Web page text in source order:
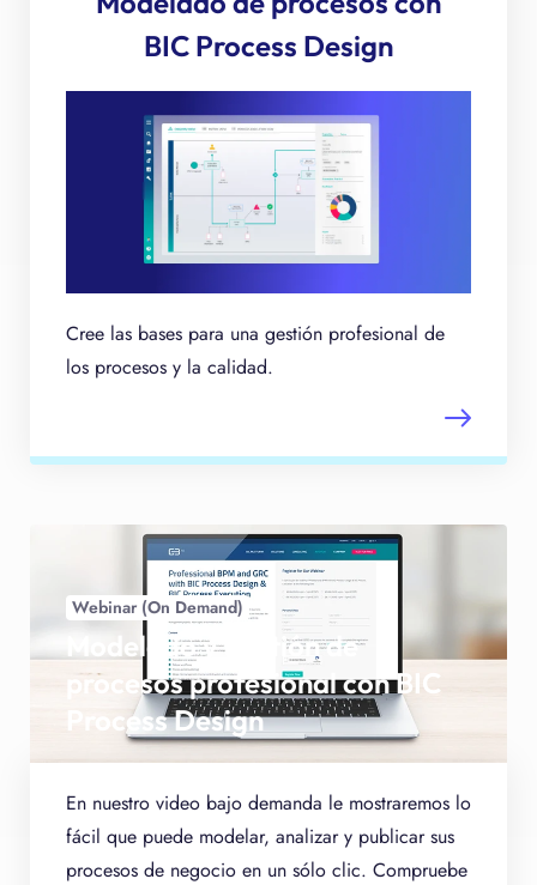
BIC Process Design
Cree las bases para una gestión profesional de
los procesos y la calidad.
Webinar (On Demand)
Modelado y gestión de
procesos profesional con BIC
Process Design
En nuestro video bajo demanda le mostraremos lo
fácil que puede modelar, analizar y publicar sus
procesos de negocio en un sólo clic. Compruebe